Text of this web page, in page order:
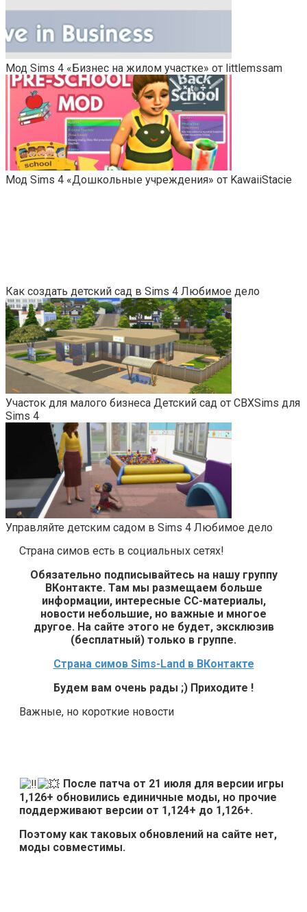
Мод Sims 4 «Бизнес на жилом участке» от littlemssam
Мод Sims 4 «Дошкольные учреждения» от KawaiiStacie
Как создать детский сад в Sims 4 Любимое дело
Участок для малого бизнеса Детский сад от CBXSims для
Sims 4
Управляйте детским садом в Sims 4 Любимое дело
Страна симов есть в социальных сетях!
Обязательно подписывайтесь на нашу группу
ВКонтакте. Там мы размещаем больше
информации, интересные СС-материалы,
новости небольшие, но важные и многое
другое. На сайте этого не будет, эксклюзив
(бесплатный) только в группе.
Страна симов Sims-Land в ВКонтакте
Будем вам очень рады ;) Приходите !
Важные, но короткие новости
После патча от 21 июля для версии игры
1,126+ обновились единичные моды, но прочие
поддерживают версии от 1,124+ до 1,126+.
Поэтому как таковых обновлений на сайте нет,
моды совместимы.